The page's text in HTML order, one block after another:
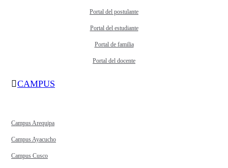
Portal del postulante
Portal del estudiante
Portal de familia
Portal del docente
CAMPUS
Campus Arequipa
Campus Ayacucho
Campus Cusco